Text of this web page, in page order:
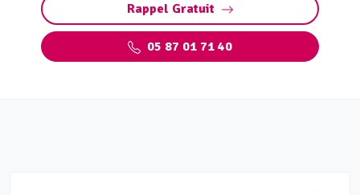
Rappel Gratuit
05 87 01 71 40